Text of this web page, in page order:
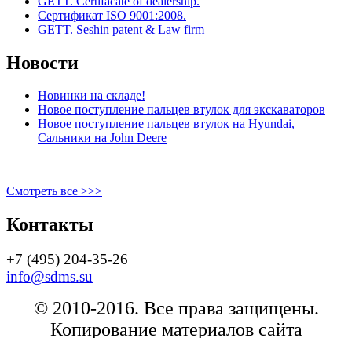
Сертификат ISO 9001:2008.
GETT. Seshin patent & Law firm
Новости
Новинки на складе!
Новое поступление пальцев втулок для экскаваторов
Новое поступление пальцев втулок на Hyundai,
Сальники на John Deere
Смотреть все >>>
Контакты
+7 (495) 204-35-26
info@sdms.su
© 2010-2016. Все права защищены.
Копирование материалов сайта